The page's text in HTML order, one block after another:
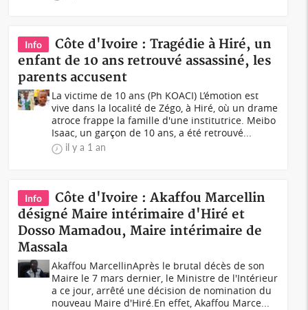
Info
Côte d'Ivoire : Tragédie à Hiré, un
enfant de 10 ans retrouvé assassiné, les
parents accusent
La victime de 10 ans (Ph KOACI) L’émotion est
vive dans la localité de Zégo, à Hiré, où un drame
atroce frappe la famille d'une institutrice. Meibo
Isaac, un garçon de 10 ans, a été retrouvé...
il y a 1 an
Info
Côte d'Ivoire : Akaffou Marcellin
désigné Maire intérimaire d'Hiré et
Dosso Mamadou, Maire intérimaire de
Massala
Akaffou MarcellinAprès le brutal décès de son
Maire le 7 mars dernier, le Ministre de l'Intérieur
a ce jour, arrêté une décision de nomination du
nouveau Maire d'Hiré.En effet, Akaffou Marce...